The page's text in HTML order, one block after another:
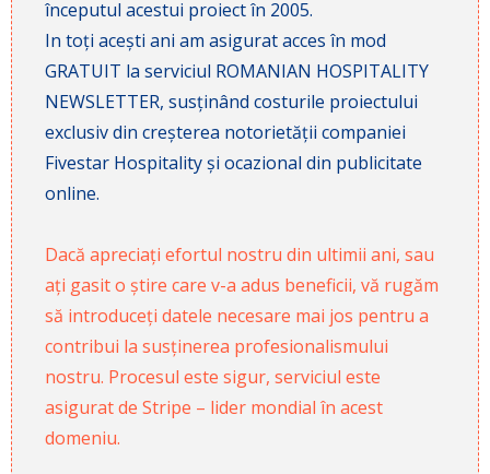
începutul acestui proiect în 2005.
In toți acești ani am asigurat acces în mod
GRATUIT la serviciul ROMANIAN HOSPITALITY
NEWSLETTER, susținând costurile proiectului
exclusiv din creșterea notorietății companiei
Fivestar Hospitality și ocazional din publicitate
online.
Dacă apreciați efortul nostru din ultimii ani, sau
ați gasit o știre care v-a adus beneficii, vă rugăm
să introduceți datele necesare mai jos pentru a
contribui la susținerea profesionalismului
nostru. Procesul este sigur, serviciul este
asigurat de Stripe – lider mondial în acest
domeniu.